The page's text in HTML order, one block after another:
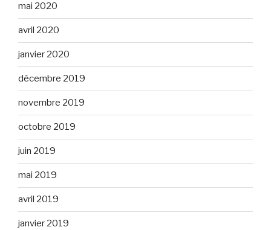
mai 2020
avril 2020
janvier 2020
décembre 2019
novembre 2019
octobre 2019
juin 2019
mai 2019
avril 2019
janvier 2019